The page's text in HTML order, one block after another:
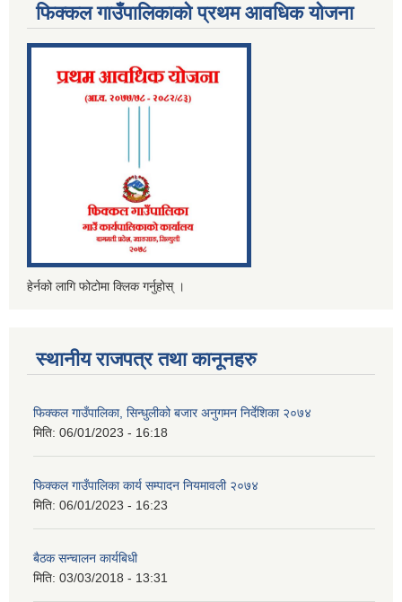
फिक्कल गाउँपालिकाको प्रथम आवधिक योजना
हेर्नको लागि फोटोमा क्लिक गर्नुहोस् ।
स्थानीय राजपत्र तथा कानूनहरु
फिक्कल गाउँपालिका, सिन्धुलीको बजार अनुगमन निर्देशिका २०७४
मिति: 06/01/2023 - 16:18
फिक्कल गाउँपालिका कार्य सम्पादन नियमावली २०७४
मिति: 06/01/2023 - 16:23
बैठक सन्चालन कार्यबिधी
मिति: 03/03/2018 - 13:31